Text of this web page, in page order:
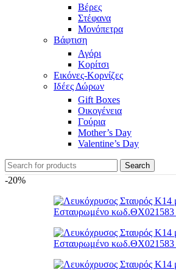
Βέρες
Στέφανα
Μονόπετρα
Βάφτιση
Αγόρι
Κορίτσι
Εικόνες-Κορνίζες
Ιδέες Δώρων
Gift Boxes
Οικογένεια
Γούρια
Mother’s Day
Valentine’s Day
Search
-20%